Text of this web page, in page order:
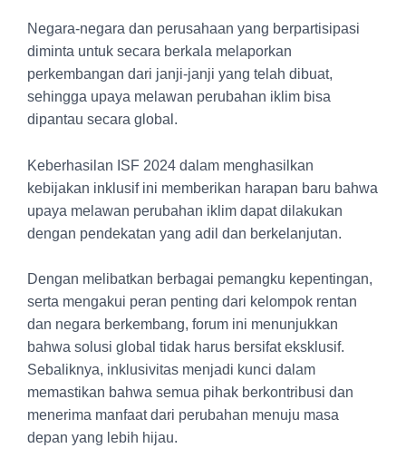
Negara-negara dan perusahaan yang berpartisipasi
diminta untuk secara berkala melaporkan
perkembangan dari janji-janji yang telah dibuat,
sehingga upaya melawan perubahan iklim bisa
dipantau secara global.
Keberhasilan ISF 2024 dalam menghasilkan
kebijakan inklusif ini memberikan harapan baru bahwa
upaya melawan perubahan iklim dapat dilakukan
dengan pendekatan yang adil dan berkelanjutan.
Dengan melibatkan berbagai pemangku kepentingan,
serta mengakui peran penting dari kelompok rentan
dan negara berkembang, forum ini menunjukkan
bahwa solusi global tidak harus bersifat eksklusif.
Sebaliknya, inklusivitas menjadi kunci dalam
memastikan bahwa semua pihak berkontribusi dan
menerima manfaat dari perubahan menuju masa
depan yang lebih hijau.